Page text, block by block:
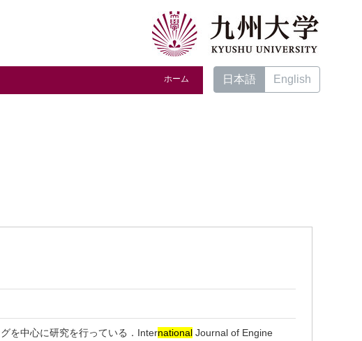
ホーム 日本語 English
を中心に研究を行っている．International Journal of Engine